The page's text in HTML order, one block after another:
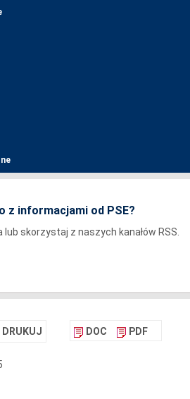
z informacjami od PSE?
skorzystaj z naszych kanałów RSS.
DRUKUJ DOC PDF